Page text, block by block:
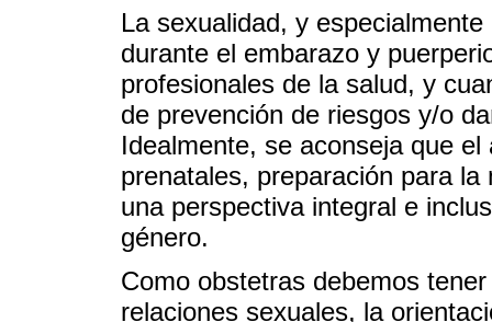
La sexualidad, y
durante el embarazo y
profesionales de la salud, y
de prevención de riesgos y/o
Idealmente, se aconseja que
prenatales, preparación para
una perspectiva integral e
género.
Como obstetras debemos
relaciones sexuales, la